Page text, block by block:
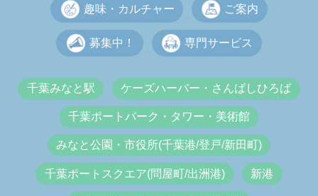
趣味・カルチャー ご案内
募集中！ 専門サービス
千葉みなと駅 ケーズハーバー・さんばしひろば
千葉ポートパーク・タワー・美術館
みなと公園・市役所(千葉港/登戸/新田町)
千葉ポートスクエア(問屋町/出洲港) 新港